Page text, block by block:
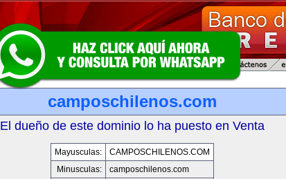
camposchilenos.com
El dueño de este dominio lo ha puesto en Venta
Mayusculas:
CAMPOSCHILENOS.COM
Minusculas:
camposchilenos.com